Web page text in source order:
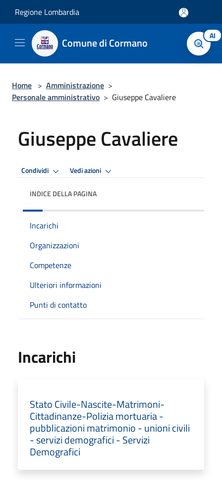
Regione Lombardia
Comune di Cormano AI
Home > Amministrazione >
Personale amministrativo > Giuseppe Cavaliere
Giuseppe Cavaliere
Condividi Vedi azioni
INDICE DELLA PAGINA
Incarichi
Organizzazioni
Competenze
Ulteriori informazioni
Punti di contatto
Incarichi
Stato Civile-Nascite-Matrimoni-
Cittadinanze-Polizia mortuaria -
pubblicazioni matrimonio - unioni civili
- servizi demografici - Servizi
Demografici